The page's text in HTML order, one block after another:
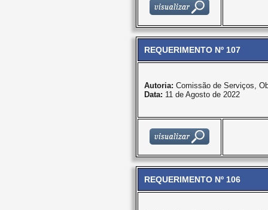
REQUERIMENTO Nº 107
Autoria: Comissão de Serviços,
Data: 11 de Agosto de 2022
REQUERIMENTO Nº 106